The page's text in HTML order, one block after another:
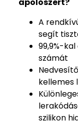
A
segít
99,9%-
számát
kellemes
szilikon